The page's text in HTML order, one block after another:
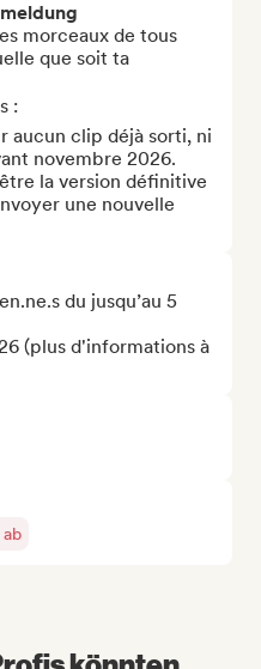
morceaux de tous
que soit ta
:
aucun clip déjà sorti, ni
novembre 2026.
la version définitive
une nouvelle
du jusqu’au 5
(plus d'informations à